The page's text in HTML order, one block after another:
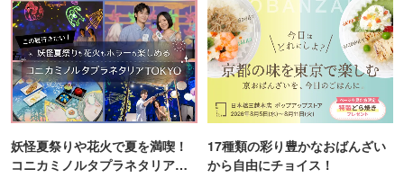
妖怪夏祭りや花火で夏を満喫！
コニカミノルタプラネタリア
17種類の彩り豊かなおばんざい
から自由にチョイス！